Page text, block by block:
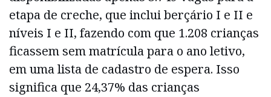
etapa de creche, que inclui berçário I e II e
níveis I e II, fazendo com que 1.208 crianças
ficassem sem matrícula para o ano letivo,
em uma lista de cadastro de espera. Isso
significa que 24,37% das crianças